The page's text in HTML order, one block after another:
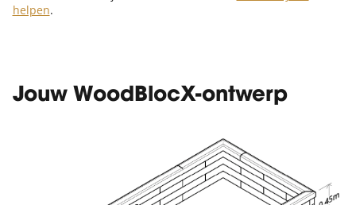
helpen.
Jouw WoodBlocX-ontwerp